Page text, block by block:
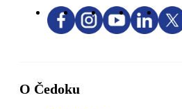
O Čedoku